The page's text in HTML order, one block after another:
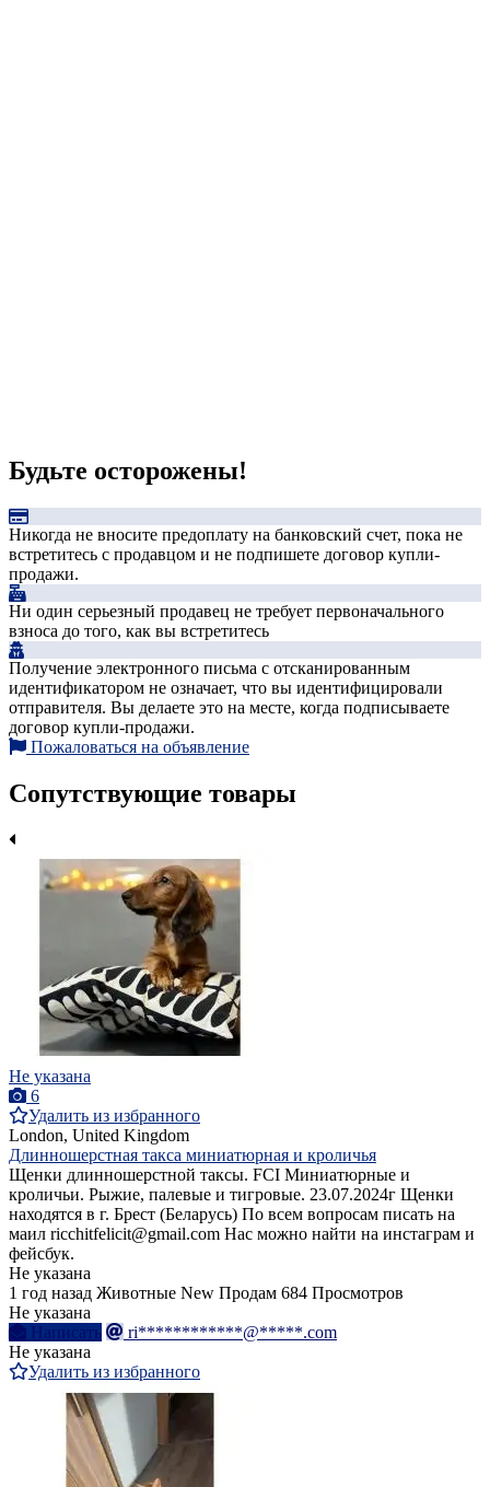
Будьте осторожены!
Никогда не вносите предоплату на банковский счет, пока не
встретитесь с продавцом и не подпишете договор купли-
продажи.
Ни один серьезный продавец не требует первоначального
взноса до того, как вы встретитесь
Получение электронного письма с отсканированным
идентификатором не означает, что вы идентифицировали
отправителя. Вы делаете это на месте, когда подписываете
договор купли-продажи.
Пожаловаться на объявление
Сопутствующие товары
Не указана
6
Удалить из избранного
London, United Kingdom
Длинношерстная такса миниатюрная и кроличья
Щенки длинношерстной таксы. FCI Миниатюрные и
кроличьи. Рыжие, палевые и тигровые. 23.07.2024г Щенки
находятся в г. Брест (Беларусь) По всем вопросам писать на
маил ricchitfelicit@gmail.com Нас можно найти на инстаграм и
фейсбук.
Не указана
1 год назад Животные New Продам 684 Просмотров
Не указана
Написать
ri************@*****.com
Не указана
Удалить из избранного